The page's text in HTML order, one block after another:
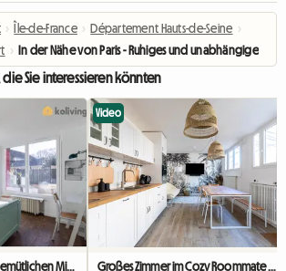
› Île-de-France › Département Hauts-de-Seine ›
› In der Nähe von Paris - Ruhiges und unabhängiges
Sie interessieren könnten
Schönes Zimmer Im Gemütlichen Mitbewohner Nr. 2
Video
Großes Zimmer im Cozy Roommate #5 New York in der Nähe von Olry